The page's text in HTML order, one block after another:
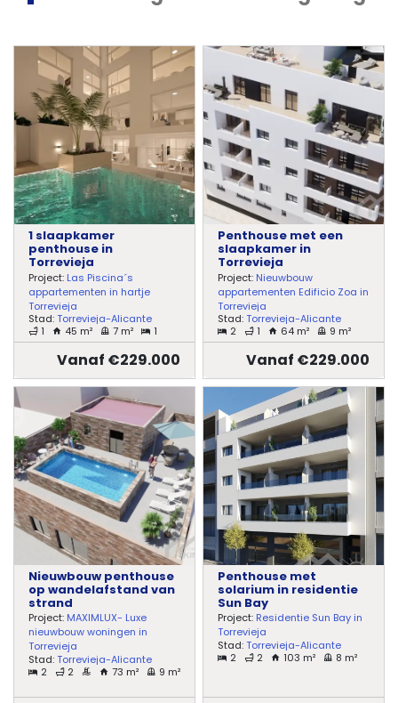
1 slaapkamer
penthouse in
Torrevieja
Project: Las Piscina´s
appartementen in hartje
Torrevieja
Stad:Torrevieja-Alicante
1
45 m² 7 m² 1
Vanaf €229.000
Penthouse met een
slaapkamer in
Torrevieja
Project: Nieuwbouw
appartementen Edificio Zoa in
Torrevieja
Stad:Torrevieja-Alicante
2
1 64 m² 9 m²
Vanaf €229.000
Nieuwbouw penthouse
op wandelafstand van
strand
Project: MAXIMLUX- Luxe
nieuwbouw woningen in
Torrevieja
Stad:Torrevieja-Alicante
2
2 73 m² 9 m²
Penthouse met
solarium in residentie
Sun Bay
Project: Residentie Sun Bay in
Torrevieja
Stad:Torrevieja-Alicante
2
2 103 m² 8 m²